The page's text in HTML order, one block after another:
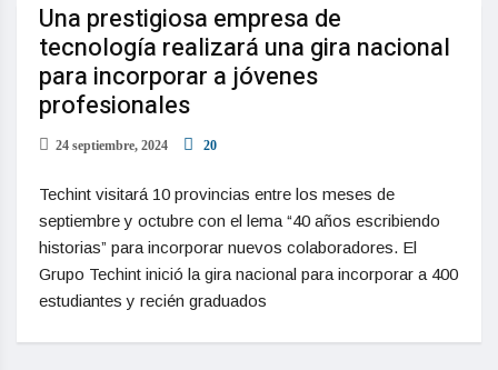
Una prestigiosa empresa de
tecnología realizará una gira nacional
para incorporar a jóvenes
profesionales
24 septiembre, 2024 20
Techint visitará 10 provincias entre los meses de
septiembre y octubre con el lema “40 años escribiendo
historias” para incorporar nuevos colaboradores. El
Grupo Techint inició la gira nacional para incorporar a 400
estudiantes y recién graduados